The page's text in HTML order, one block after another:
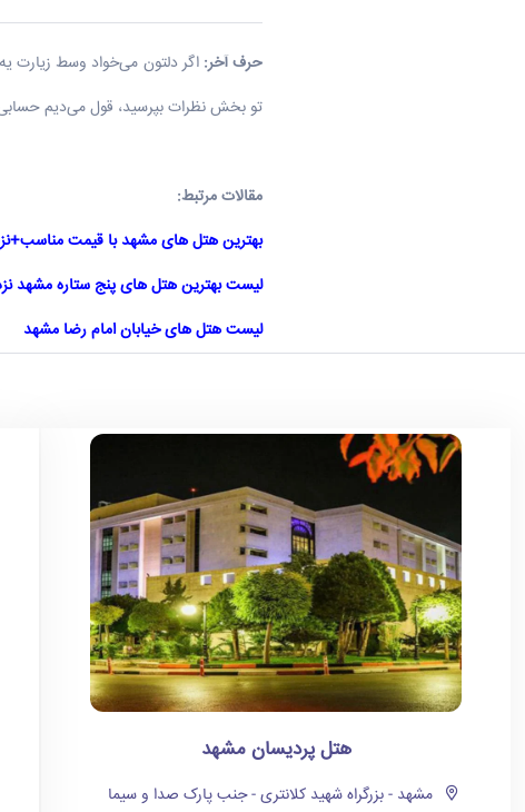
حرف آخر: اگر دلتون می‌خواد وسط زیارت
تو بخش نظرات بپرسید، قول می‌دیم حسابی
مقالات مرتبط:
بهترین هتل های مشهد با قیمت
لیست بهترین هتل های پنج ستاره مشهد
لیست هتل های خیابان امام رضا مشهد
هتل پردیسان مشهد
مشهد - بزرگراه شهید کلانتری - جنب پارک صدا و سیما